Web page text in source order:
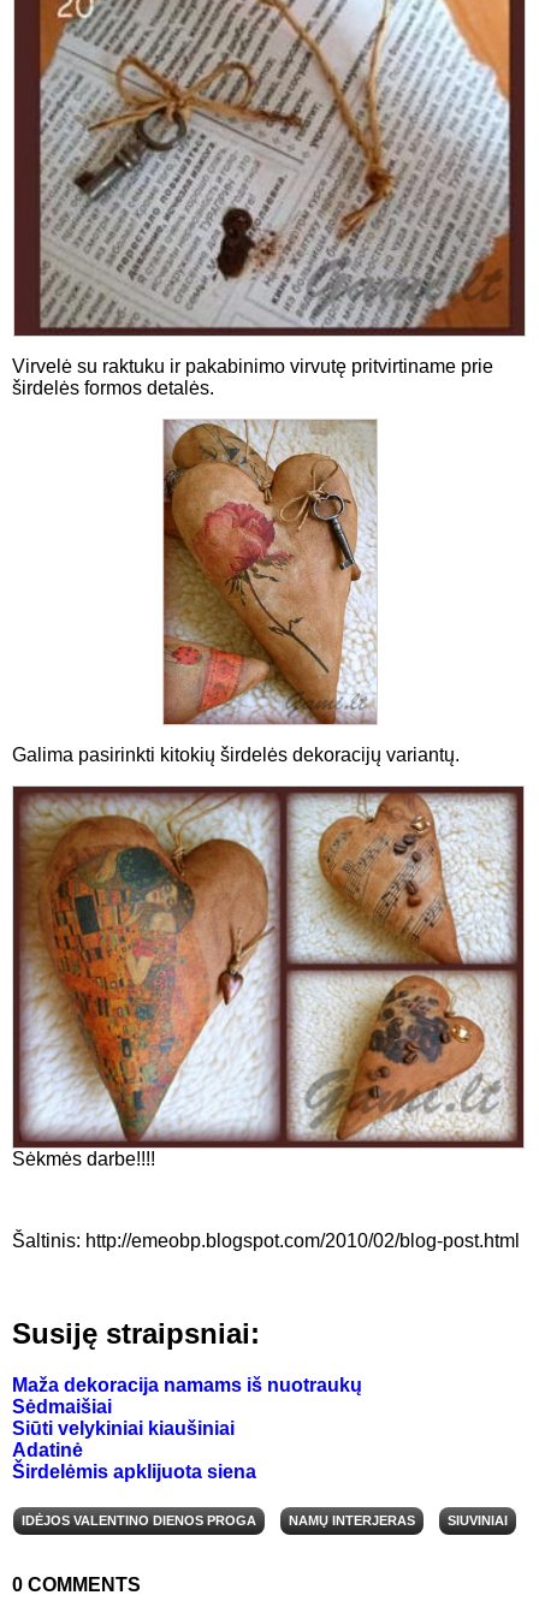
Virvelė su raktuku ir pakabinimo virvutę pritvirtiname prie
širdelės formos detalės.
Galima pasirinkti kitokių širdelės dekoracijų variantų.
Sėkmės darbe!!!!
Šaltinis: http://emeobp.blogspot.com/2010/02/blog-post.html
Susiję straipsniai:
Maža dekoracija namams iš nuotraukų
Sėdmaišiai
Siūti velykiniai kiaušiniai
Adatinė
Širdelėmis apklijuota siena
IDĖJOS VALENTINO DIENOS PROGA NAMŲ INTERJERAS SIUVINIAI
0 COMMENTS